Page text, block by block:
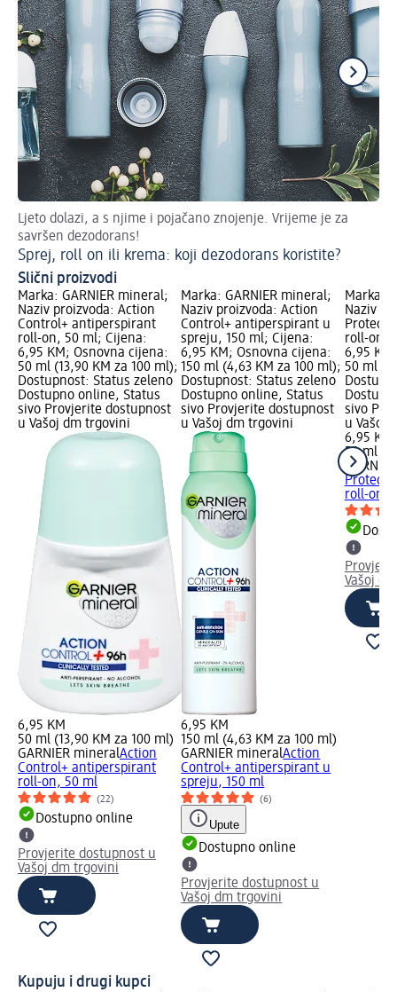
Ljeto dolazi, a s njime i pojačano znojenje. Vrijeme je za
savršen dezodorans!
Sprej, roll on ili krema: koji dezodorans koristite?
Slični proizvodi
Marka: GARNIER mineral;
Naziv proizvoda: Action
Control+ antiperspirant
roll-on, 50 ml; Cijena:
6,95 KM; Osnovna cijena:
50 ml (13,90 KM za 100 ml);
Dostupnost: Status zeleno
Dostupno online, Status
sivo Provjerite dostupnost
u Vašoj dm trgovini
6,95 KM
50 ml (13,90 KM za 100 ml)
GARNIER mineralAction
Control+ antiperspirant
roll-on, 50 ml
(22)
Dostupno online
Provjerite dostupnost u
Vašoj dm trgovini
Marka: GARNIER mineral;
Naziv proizvoda: Action
Control+ antiperspirant u
spreju, 150 ml; Cijena:
6,95 KM; Osnovna cijena:
150 ml (4,63 KM za 100 ml);
Dostupnost: Status zeleno
Dostupno online, Status
sivo Provjerite dostupnost
u Vašoj dm trgovini
6,95 KM
150 ml (4,63 KM za 100 ml)
GARNIER mineralAction
Control+ antiperspirant u
spreju, 150 ml
(6)
Upute
Dostupno online
Provjerite dostupnost u
Vašoj dm trgovini
Marka:
Naziv
roll-on,
6,95
50 ml
sivo
u Vašoj
6,95 KM
50 ml
roll-on,
Vašoj
Kupuju i drugi kupci